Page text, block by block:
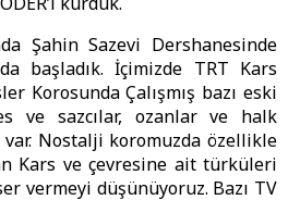
Şahin Sazevi Dershanesinde
başladık. İçimizde TRT Kars
Korosunda Çalışmış bazı eski
ve sazcılar, ozanlar ve halk
Nostalji koromuzda özellikle
Kars ve çevresine ait türküleri
vermeyi düşünüyoruz. Bazı TV